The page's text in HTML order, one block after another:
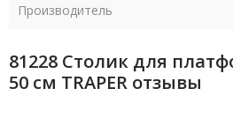
Производитель
81228 Столик для
50 см TRAPER отзывы